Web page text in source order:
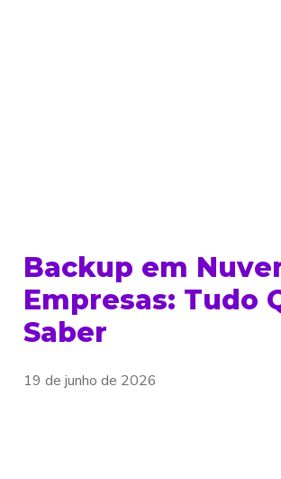
Backup em
Empresas: Tudo
Saber
19 de junho de 2026